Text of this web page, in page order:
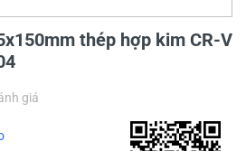
thép hợp kim CR-V
giá